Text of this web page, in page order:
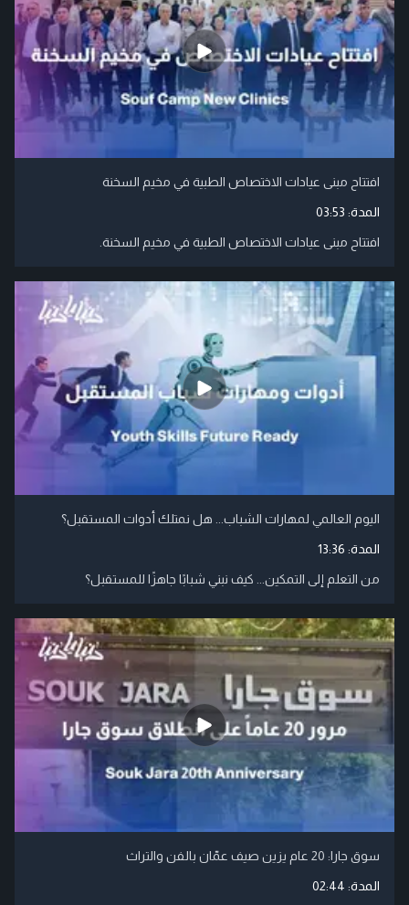
افتتاح مبنى عيادات الاختصاص الطبية في مخيم السخنة
المدة: 03:53
افتتاح مبنى عيادات الاختصاص الطبية في مخيم السخنة.
اليوم العالمي لمهارات الشباب... هل نمتلك أدوات المستقبل؟
المدة: 13:36
من التعلم إلى التمكين... كيف نبني شبابًا جاهزًا للمستقبل؟
سوق جارا: 20 عام يزين صيف عمّان بالفن والتراث
المدة: 02:44